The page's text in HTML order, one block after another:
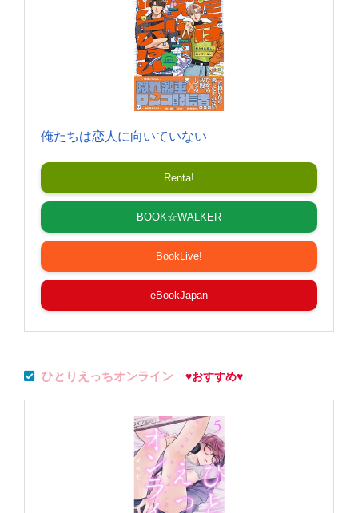
俺たちは恋人に向いていない
Renta!
BOOK☆WALKER
BookLive!
eBookJapan
ひとりえっちオンライン ♥おすすめ♥